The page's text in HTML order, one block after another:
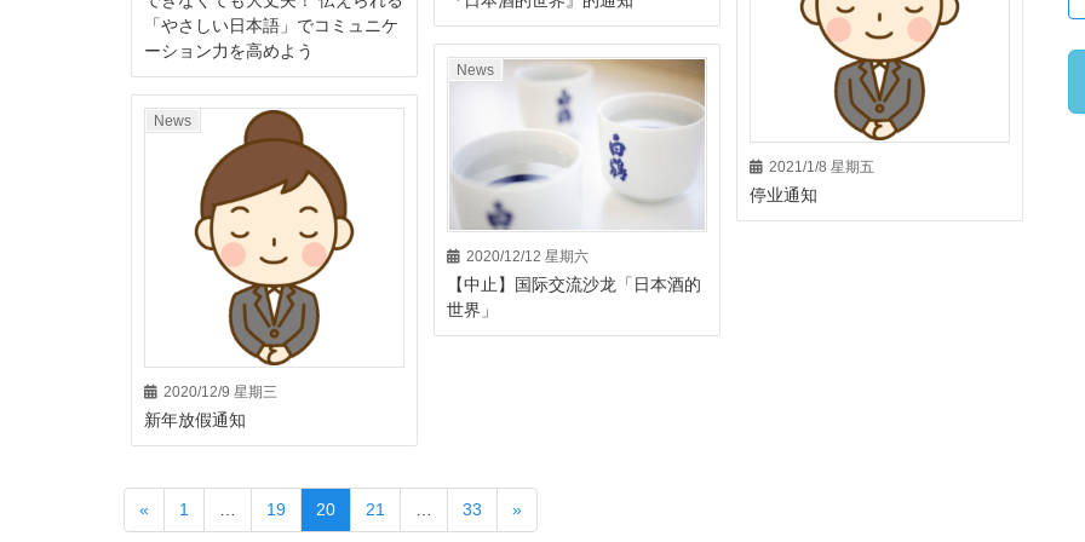
「やさしい日本語」でコミュニケ
ーション力を高めよう
2021/1/8 星期五
停业通知
2020/12/12 星期六
News
【中止】国际交流沙龙「日本酒的
世界」
2020/12/9 星期三
News
新年放假通知
« 1 19 20 21 33 »